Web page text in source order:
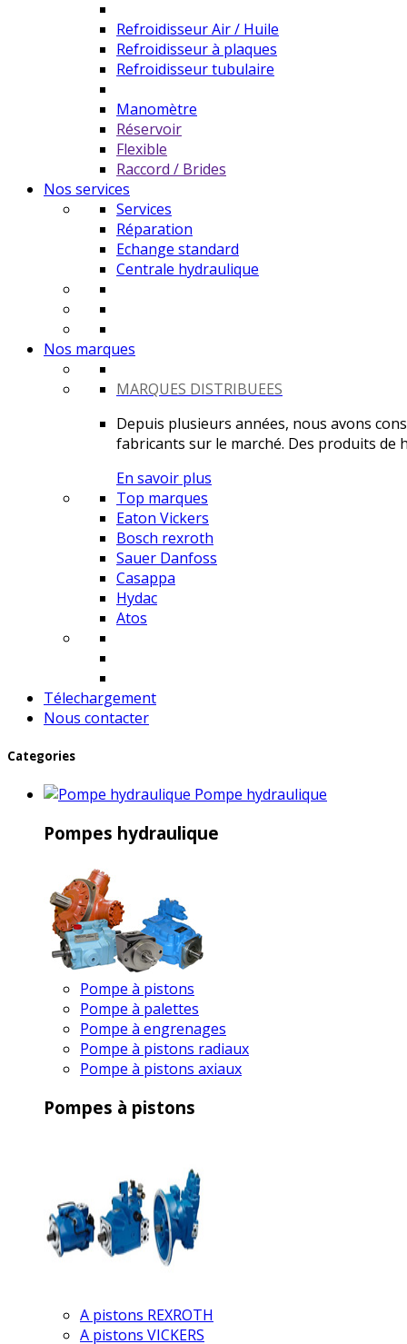
Refroidisseur Air / Huile
Refroidisseur à plaques
Refroidisseur tubulaire
Manomètre
Réservoir
Flexible
Raccord / Brides
Nos services
Services
Réparation
Echange standard
Centrale hydraulique
Nos marques
MARQUES DISTRIBUEES
Depuis plusieurs années, nous avons
fabricants sur le marché. Des produits de
En savoir plus
Top marques
Eaton Vickers
Bosch rexroth
Sauer Danfoss
Casappa
Hydac
Atos
Télechargement
Nous contacter
Categories
Pompe hydraulique
Pompes hydraulique
Pompe à pistons
Pompe à palettes
Pompe à engrenages
Pompe à pistons radiaux
Pompe à pistons axiaux
Pompes à pistons
A pistons REXROTH
A pistons VICKERS